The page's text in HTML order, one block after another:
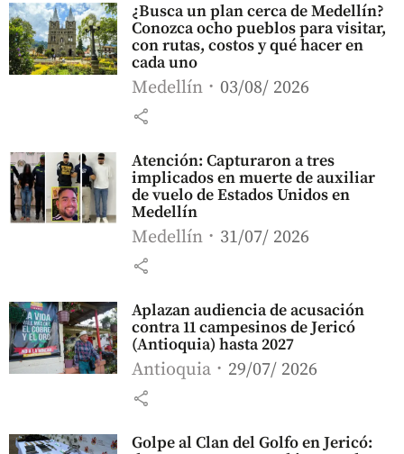
¿Busca un plan cerca de Medellín?
Conozca ocho pueblos para visitar,
con rutas, costos y qué hacer en
cada uno
Medellín 03/08/ 2026
share
Atención: Capturaron a tres
implicados en muerte de auxiliar
de vuelo de Estados Unidos en
Medellín
Medellín 31/07/ 2026
share
Aplazan audiencia de acusación
contra 11 campesinos de Jericó
(Antioquia) hasta 2027
Antioquia 29/07/ 2026
share
Golpe al Clan del Golfo en Jericó: